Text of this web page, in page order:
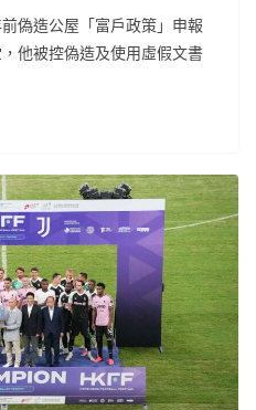
偽造公屋「富戶政策」申報
他被控偽造及使用虛假文書